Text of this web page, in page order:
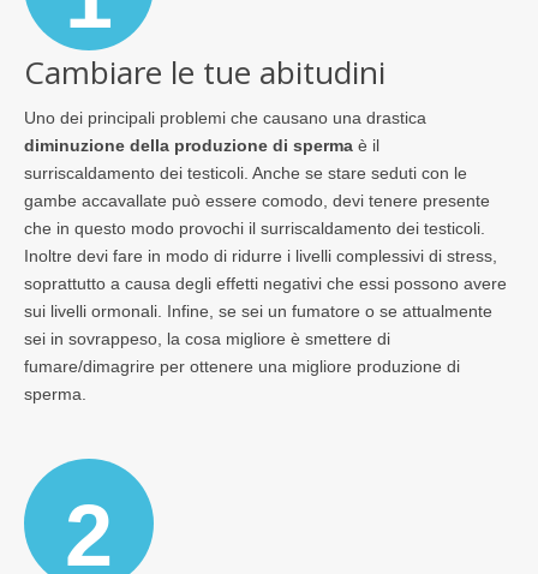
Cambiare le tue abitudini
Uno dei principali problemi che causano una drastica
diminuzione della produzione di sperma è il
surriscaldamento dei testicoli. Anche se stare seduti con le
gambe accavallate può essere comodo, devi tenere presente
che in questo modo provochi il surriscaldamento dei testicoli.
Inoltre devi fare in modo di ridurre i livelli complessivi di stress,
soprattutto a causa degli effetti negativi che essi possono avere
sui livelli ormonali. Infine, se sei un fumatore o se attualmente
sei in sovrappeso, la cosa migliore è smettere di
fumare/dimagrire per ottenere una migliore produzione di
sperma.
2